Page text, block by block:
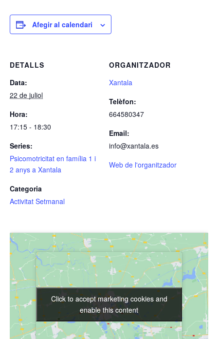
Afegir al calendari
DETALLS
Data:
22 de juliol
Hora:
17:15 - 18:30
Series:
Psicomotricitat en família 1 i
2 anys a Xantala
Categoria
Activitat Setmanal
ORGANITZADOR
Xantala
Telèfon:
664580347
Email:
info@xantala.es
Web de l'organitzador
Click to accept marketing cookies and
enable this content
Click to accept marketing cookies and
enable this content